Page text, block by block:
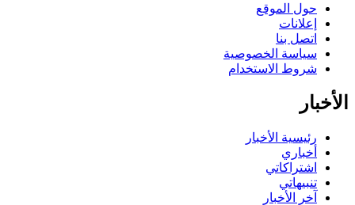
حول الموقع
إعلانات
اتصل بنا
سياسة الخصوصية
شروط الاستخدام
الأخبار
رئيسية الأخبار
أخباري
اشتراكاتي
تنبيهاتي
آخر الأخبار